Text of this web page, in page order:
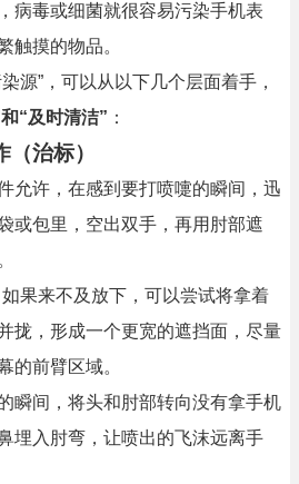
病毒或细菌就很容易污染手机表
触摸的物品。
源”，可以从以下几个层面着手，
“及时清洁” ：
治标）
允许，在感到要打喷嚏的瞬间，迅
或包里，空出双手，再用肘部遮
如果来不及放下，可以尝试将拿着
拢，形成一个更宽的遮挡面，尽量
的前臂区域。
瞬间，将头和肘部转向没有拿手机
埋入肘弯，让喷出的飞沫远离手